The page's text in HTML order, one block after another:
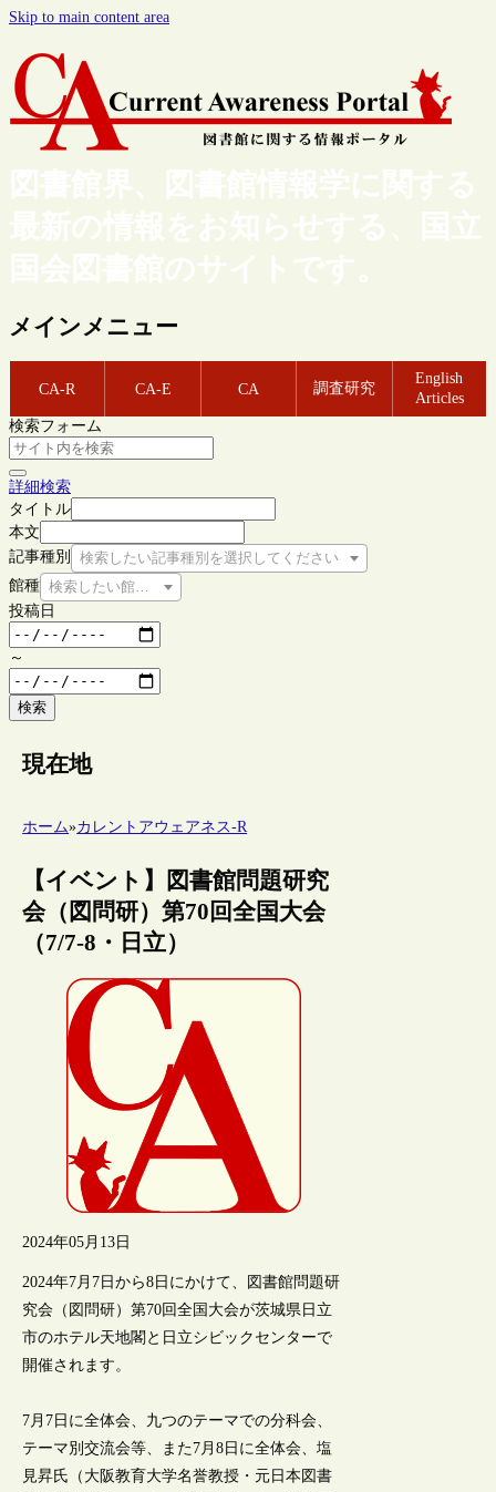
Skip to main content area
図書館界、図書館情報学に関する
最新の情報をお知らせする、国立
国会図書館のサイトです。
メインメニュー
CA-R CA-E CA 調査研究
English
Articles
検索フォーム
詳細検索
タイトル
本文
記事種別
検索したい記事種別を選択してください
館種 検索したい館種を選択してください
投稿日
～
検索
現在地
ホーム»カレントアウェアネス-R
【イベント】図書館問題研究
会（図問研）第70回全国大会
（7/7-8・日立）
2024年05月13日
2024年7月7日から8日にかけて、図書館問題研
究会（図問研）第70回全国大会が茨城県日立
市のホテル天地閣と日立シビックセンターで
開催されます。
7月7日に全体会、九つのテーマでの分科会、
テーマ別交流会等、また7月8日に全体会、塩
見昇氏（大阪教育大学名誉教授・元日本図書